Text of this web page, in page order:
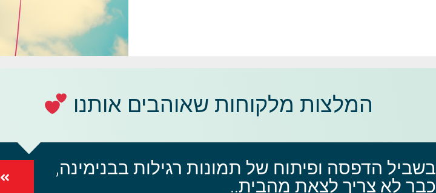
המלצות מלקוחות שאוהבים אותנו
בשביל הדפסה ופיתוח של תמונות רגילות בבנימינה,
כבר לא צריך לצאת מהבית..